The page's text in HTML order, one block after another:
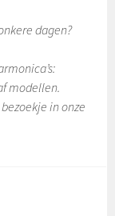
dagen?
modellen.
in onze